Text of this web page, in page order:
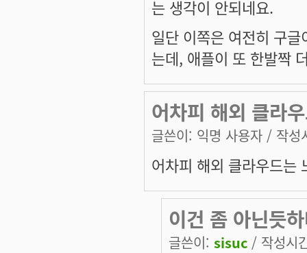
는 생각이 안되네요.
일단 이쪽은 여전히 구
는데, 애플이 또 한발짝
어차피 해외 클라
글쓴이: 익명 사용자 / 작성
어차피 해외 클라우드는
이건 좀 아닌듯
글쓴이: sisuc / 작성시